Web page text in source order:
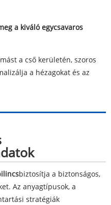
a kiváló egycsavaros
a cső kerületén, szoros
a hézagokat és az
biztosítja a biztonságos,
Az anyagtípusok, a
stratégiák